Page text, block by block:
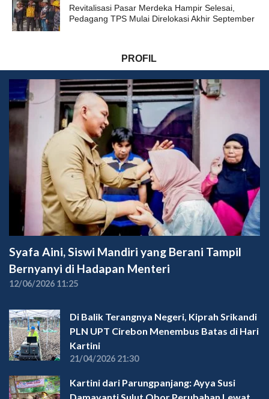
Revitalisasi Pasar Merdeka Hampir Selesai,
Pedagang TPS Mulai Direlokasi Akhir September
PROFIL
Syafa Aini, Siswi Mandiri yang Berani Tampil
Bernyanyi di Hadapan Menteri
12/06/2026 11:25
Di Balik Terangnya Negeri, Kiprah Srikandi
PLN UPT Cirebon Menembus Batas di Hari
Kartini
21/04/2026 21:30
Kartini dari Parungpanjang: Ayya Susi